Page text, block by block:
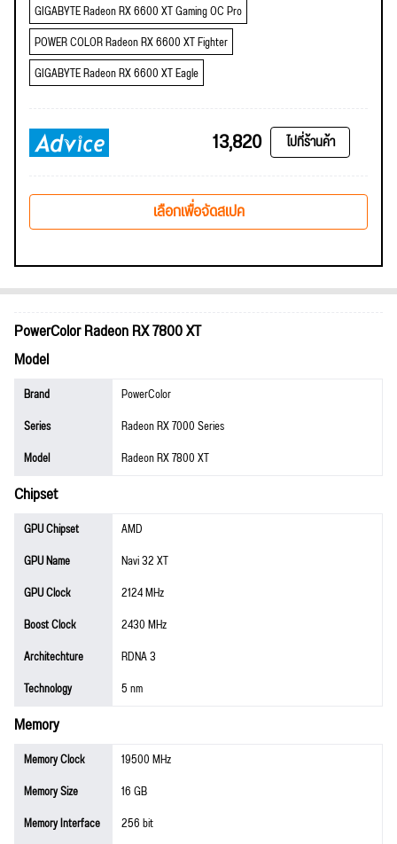
GIGABYTE Radeon RX 6600 XT Gaming OC Pro
POWER COLOR Radeon RX 6600 XT Fighter
GIGABYTE Radeon RX 6600 XT Eagle
13,820 ไปที่ร้านค้า
เลือกเพื่อจัดสเปค
PowerColor Radeon RX 7800 XT
Model
Brand
PowerColor
Series
Radeon RX 7000 Series
Model
Radeon RX 7800 XT
Chipset
GPU Chipset
AMD
GPU Name
Navi 32 XT
GPU Clock
2124 MHz
Boost Clock
2430 MHz
Architechture
RDNA 3
Technology
5 nm
Memory
Memory Clock
19500 MHz
Memory Size
16 GB
Memory Interface
256 bit